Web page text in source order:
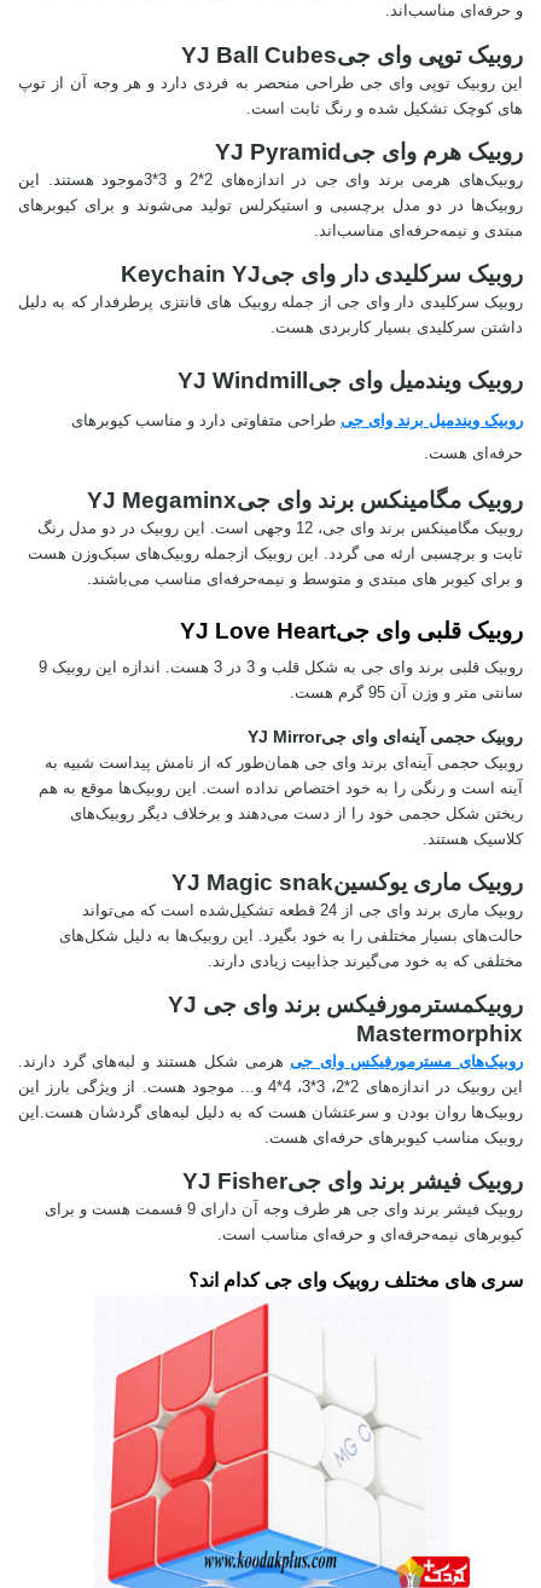
و حرفه‌ای مناسب‌اند.
روبیک توپی وای جیYJ Ball Cubes
این روبیک توپی وای جی طراحی منحصر به فردی دارد و هر وجه آن از توپ
های کوچک تشکیل شده و رنگ ثابت است.
روبیک هرم وای جی YJ Pyramid
روبیک‌های هرمی برند وای جی در اندازه‌های 2*2 و 3*3
موجود هستند. این
روبیک‌ها در دو مدل برچسبی و استیکرلس تولید می‌شوند و برای کیوبرهای
مبتدی و نیمه‌حرفه‌ای مناسب‌اند.
روبیک سرکلیدی دار وای جیKeychain YJ
روبیک سرکلیدی دار وای جی از جمله روبیک های فانتزی پرطرفدار که به دلیل
داشتن سرکلیدی بسیار کاربردی هست.
روبیک ویندمیل وای جیYJ Windmill
روبیک ویندمیل برند وای جی طراحی متفاوتی دارد و مناسب کیوبرهای
حرفه‌ای هست.
روبیک مگامینکس برند وای جیYJ Megaminx
روبیک مگامینکس برند وای جی، 12 وجهی است. این روبیک در دو مدل رنگ
ثابت و برچسبی ارئه می گردد. این روبیک ازجمله روبیک‌های سبک‌وزن هست
و برای کیوبر های مبتدی و متوسط و نیمه‌حرفه‌ای مناسب می‌باشند.
روبیک قلبی وای جیYJ Love Heart
روبیک قلبی برند وای جی به شکل قلب و 3 در 3 هست. اندازه این روبیک 9
سانتی متر و وزن آن 95 گرم هست.
روبیک حجمی آینه‌ای وای جیYJ Mirror
روبیک حجمی آینه‌ای برند وای جی همان‌طور که از نامش پیداست شبیه به
آینه است و رنگی را به خود اختصاص نداده است. این روبیک‌ها موقع به هم
ریختن شکل حجمی خود را از دست می‌دهند و برخلاف دیگر روبیک‌های
کلاسیک هستند.
روبیک ماری یوکسینYJ Magic snak
روبیک ماری برند وای جی از 24 قطعه تشکیل‌شده است که می‌تواند
حالت‌های بسیار مختلفی را به خود بگیرد. این روبیک‌ها به دلیل شکل‌های
مختلفی که به خود می‌گیرند جذابیت زیادی دارند.
روبیکمسترمورفیکس برند وای جی YJ
Mastermorphix
روبیک‌های مسترمورفیکس وای جیهرمی شکل هستند و لبه‌های گرد دارند.
این روبیک در اندازه‌های 2*2، 3*3، 4*4 و... موجود هست. از ویژگی بارز این
روبیک‌ها روان بودن و سرعتشان هست که به دلیل لبه‌های گردشان هست. این
روبیک مناسب کیوبرهای حرفه‌ای هست.
روبیک فیشر برند وای جیYJ Fisher
روبیک فیشر برند وای جی هر طرف وجه آن دارای 9 قسمت هست و برای
کیوبرهای نیمه‌حرفه‌ای و حرفه‌ای مناسب است.
سری های مختلف روبیک وای جی کدام اند؟